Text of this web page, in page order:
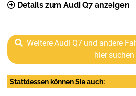
Details zum Audi Q7 anzeigen
Weitere Audi Q7 und andere
hier suchen
Stattdessen können Sie auch: